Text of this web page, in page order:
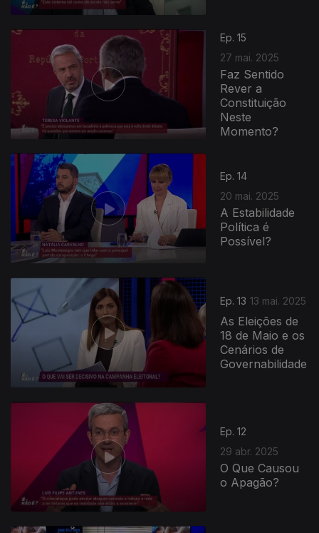
Ep. 15
27 mai. 2025
Faz Sentido
Rever a
Constituição
Neste
Momento?
Ep. 14
20 mai. 2025
A Estabilidade
Política é
Possível?
Ep. 13 13 mai. 2025
As Eleições de
18 de Maio e os
Cenários de
Governabilidade
Ep. 12
29 abr. 2025
O Que Causou
o Apagão?